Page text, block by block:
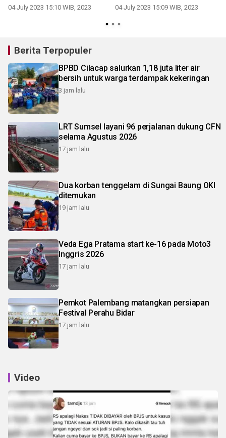
04 July 2023 15:10 WIB, 2023 04 July 2023 15:09 WIB, 2023
Berita Terpopuler
BPBD Cilacap salurkan 1,18 juta liter air
bersih untuk warga terdampak kekeringan
3 jam lalu
LRT Sumsel layani 96 perjalanan dukung CFN
selama Agustus 2026
17 jam lalu
Dua korban tenggelam di Sungai Baung OKI
ditemukan
19 jam lalu
Veda Ega Pratama start ke-16 pada Moto3
Inggris 2026
17 jam lalu
Pemkot Palembang matangkan persiapan
Festival Perahu Bidar
17 jam lalu
Video